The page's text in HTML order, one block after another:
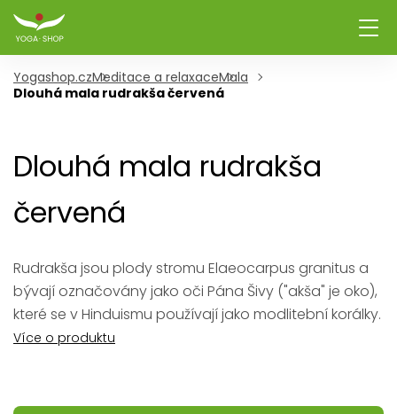
Yogashop.czMeditace a relaxaceMala
Dlouhá mala rudrakša červená
Dlouhá mala rudrakša
červená
Rudrakša jsou plody stromu Elaeocarpus granitus a
bývají označovány jako oči Pána Šivy ("akša" je oko),
které se v Hinduismu používají jako modlitební korálky.
Více o produktu